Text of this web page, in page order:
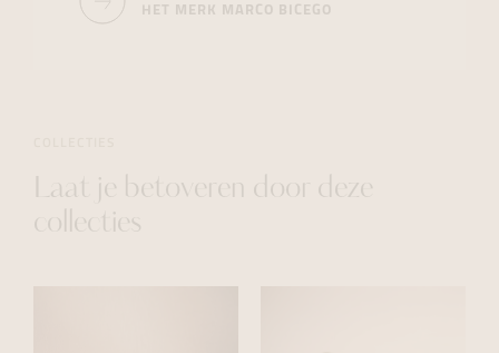
HET MERK MARCO BICEGO
Laat je betoveren door deze
collecties